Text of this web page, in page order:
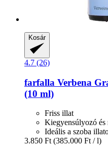
Kosár
4.7 (26)
farfalla Verbena
(10 ml)
Friss illat
Kiegyensúlyozó és
Ideális a szoba
3.850 Ft (385.000 Ft / l)